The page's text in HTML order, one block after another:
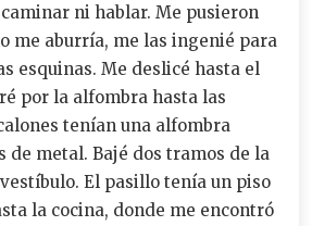
ni hablar. Me pusieron
me aburría, me las ingenié para
esquinas. Me deslicé hasta el
por la alfombra hasta las
tenían una alfombra
de metal. Bajé dos tramos de la
El pasillo tenía un piso
la cocina, donde me encontró